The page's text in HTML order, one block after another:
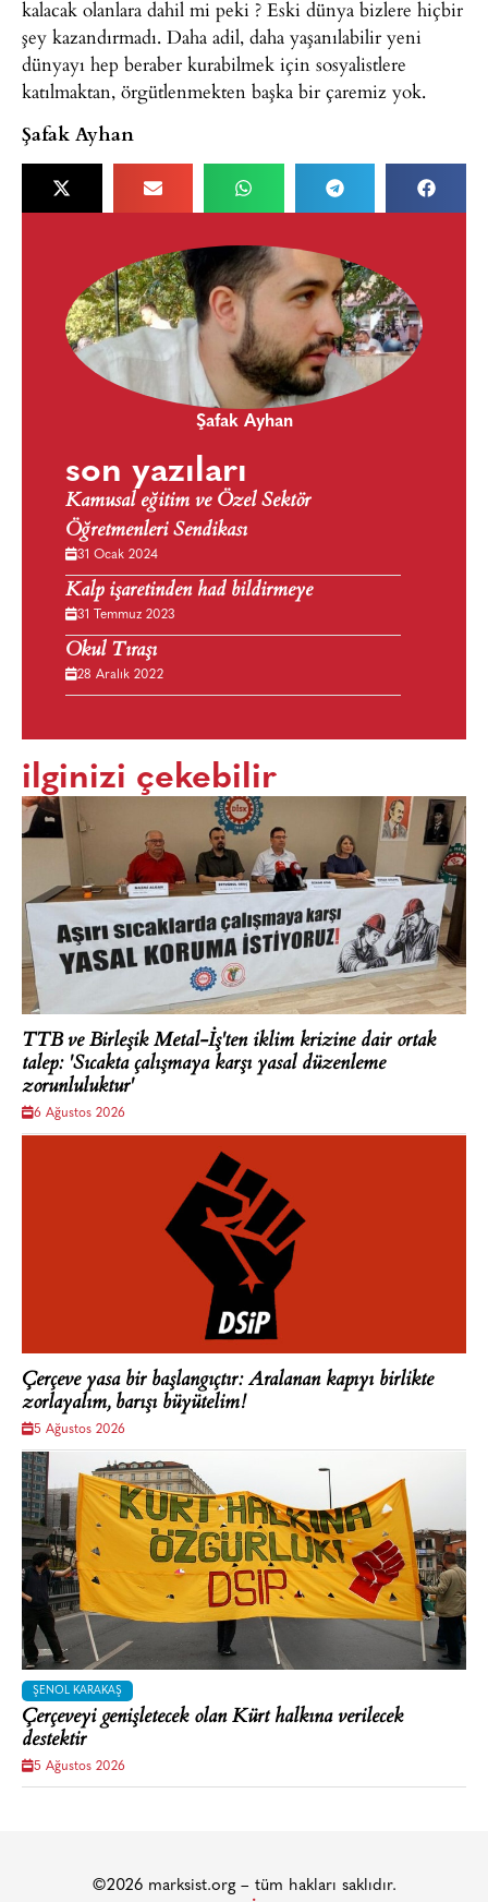
kalacak olanlara dahil mi peki ? Eski dünya bizlere hiçbir
şey kazandırmadı. Daha adil, daha yaşanılabilir yeni
dünyayı hep beraber kurabilmek için sosyalistlere
katılmaktan, örgütlenmekten başka bir çaremiz yok.
Şafak Ayhan
Şafak Ayhan
son yazıları
Kamusal eğitim ve Özel Sektör
Öğretmenleri Sendikası
31 Ocak 2024
Kalp işaretinden had bildirmeye
31 Temmuz 2023
Okul Tıraşı
28 Aralık 2022
ilginizi çekebilir
TTB ve Birleşik Metal-İş'ten iklim krizine dair ortak
talep: 'Sıcakta çalışmaya karşı yasal düzenleme
zorunluluktur'
6 Ağustos 2026
Çerçeve yasa bir başlangıçtır: Aralanan kapıyı birlikte
zorlayalım, barışı büyütelim!
5 Ağustos 2026
ŞENOL KARAKAŞ
Çerçeveyi genişletecek olan Kürt halkına verilecek
destektir
5 Ağustos 2026
©2026 marksist.org – tüm hakları saklıdır.